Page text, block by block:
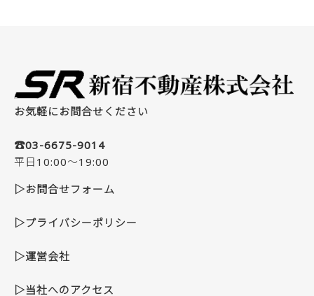
お気軽にお問合せください
☎03-6675-9014
平日10:00～19:00
▷お問合せフォーム
▷プライバシーポリシー
▷運営会社
▷当社へのアクセス